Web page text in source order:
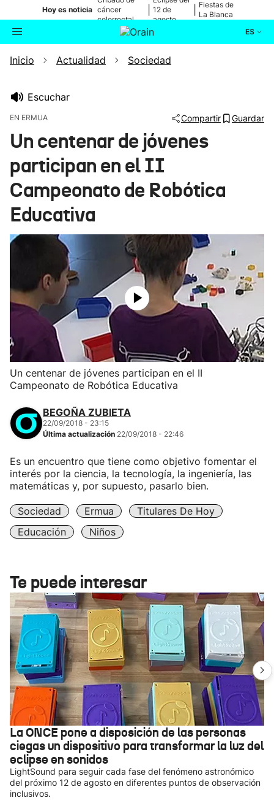
Hoy es noticia cáncer
colorrectal
12 de
agosto
Fiestas de
La Blanca
ES
Buscador Actualidad
Ikusmiran
Eguraldia
Inicio Actualidad Sociedad
Escuchar
EN ERMUA Compartir Guardar
Un centenar de jóvenes
participan en el II
Campeonato de Robótica
Educativa
Un centenar de jóvenes participan en el II
Campeonato de Robótica Educativa
BEGOÑA ZUBIETA
22/09/2018 - 23:15
Última actualización 22/09/2018 - 22:46
Es un encuentro que tiene como objetivo fomentar el
interés por la ciencia, la tecnología, la ingeniería, las
matemáticas y, por supuesto, pasarlo bien.
Sociedad Ermua
Titulares De Hoy
Educación
Niños
Te puede interesar
La ONCE pone a disposición de las personas
ciegas un dispositivo para transformar la luz del
eclipse en sonidos
LightSound para seguir cada fase del fenómeno astronómico
del próximo 12 de agosto en diferentes puntos de observación
inclusivos.